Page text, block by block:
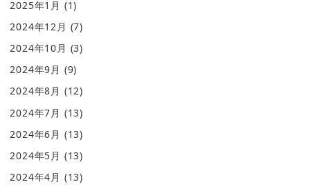
2025年1月 (1)
2024年12月 (7)
2024年10月 (3)
2024年9月 (9)
2024年8月 (12)
2024年7月 (13)
2024年6月 (13)
2024年5月 (13)
2024年4月 (13)